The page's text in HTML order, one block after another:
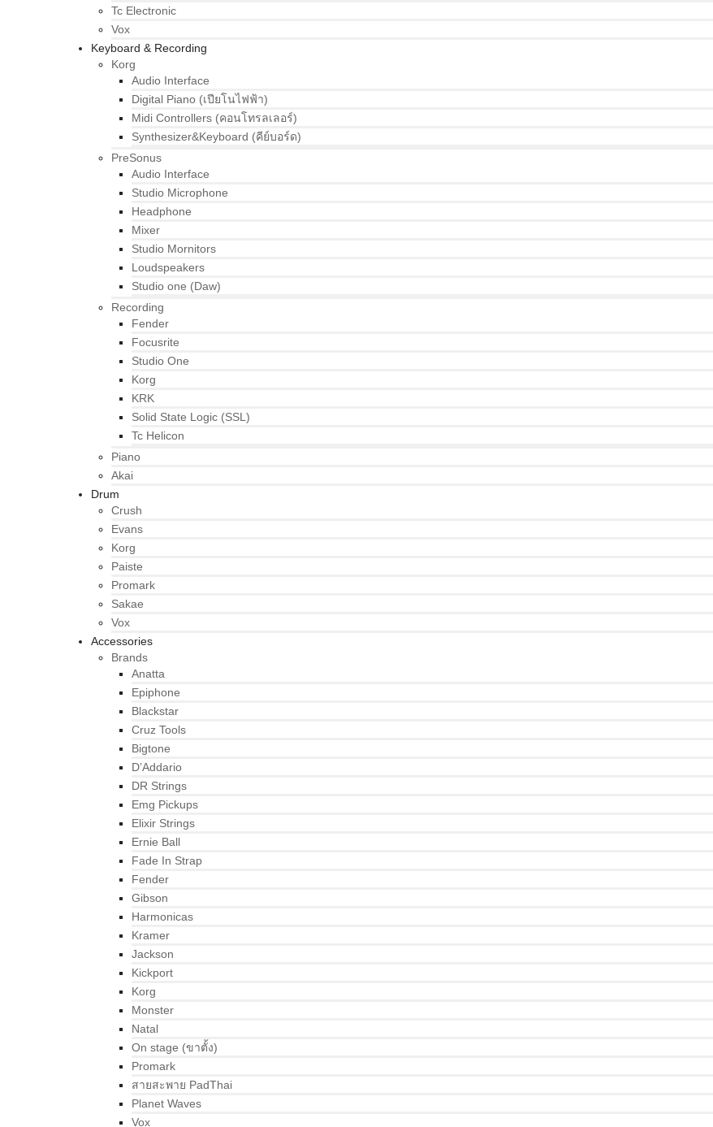
Tc Electronic
Vox
Keyboard & Recording
Korg
Audio Interface
Digital Piano (เปียโนไฟฟ้า)
Midi Controllers (คอนโทรลเลอร์)
Synthesizer&Keyboard (คีย์บอร์ด)
PreSonus
Audio Interface
Studio Microphone
Headphone
Mixer
Studio Mornitors
Loudspeakers
Studio one (Daw)
Recording
Fender
Focusrite
Studio One
Korg
KRK
Solid State Logic (SSL)
Tc Helicon
Piano
Akai
Drum
Crush
Evans
Korg
Paiste
Promark
Sakae
Vox
Accessories
Brands
Anatta
Epiphone
Blackstar
Cruz Tools
Bigtone
D’Addario
DR Strings
Emg Pickups
Elixir Strings
Ernie Ball
Fade In Strap
Fender
Gibson
Harmonicas
Kramer
Jackson
Kickport
Korg
Monster
Natal
On stage (ขาตั้ง)
Promark
สายสะพาย PadThai
Planet Waves
Vox